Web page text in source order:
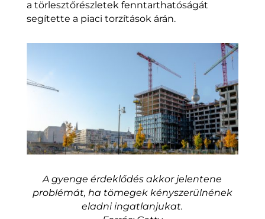
a törlesztőrészletek fenntarthatóságát
segítette a piaci torzítások árán.
A gyenge érdeklődés akkor jelentene
problémát, ha tömegek kényszerülnének
eladni ingatlanjukat.